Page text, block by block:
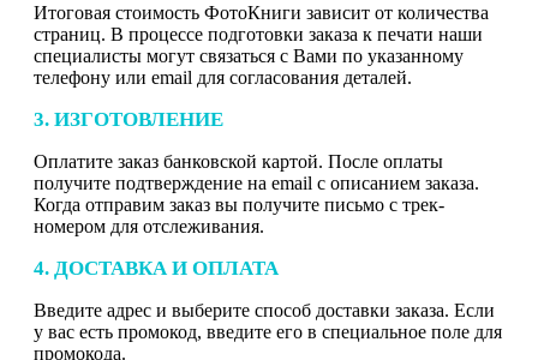
Итоговая стоимость ФотоКниги зависит от количества
страниц. В процессе подготовки заказа к печати наши
специалисты могут связаться с Вами по указанному
телефону или email для согласования деталей.
3. ИЗГОТОВЛЕНИЕ
Оплатите заказ банковской картой. После оплаты
получите подтверждение на email с описанием заказа.
Когда отправим заказ вы получите письмо с трек-
номером для отслеживания.
4. ДОСТАВКА И ОПЛАТА
Введите адрес и выберите способ доставки заказа. Если
у вас есть промокод, введите его в специальное поле для
промокода.